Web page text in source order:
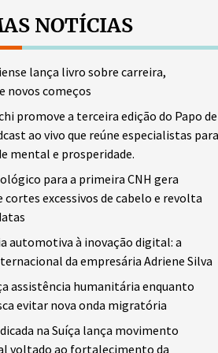
NOTÍCIAS
lança livro sobre carreira,
novos começos
promove a terceira edição do Papo de
ao vivo que reúne especialistas para
mental e prosperidade.
para a primeira CNH gera
cortes excessivos de cabelo e revolta
automotiva à inovação digital: a
da empresária Adriene Silva
assistência humanitária enquanto
evitar nova onda migratória
na Suíça lança movimento
voltado ao fortalecimento da